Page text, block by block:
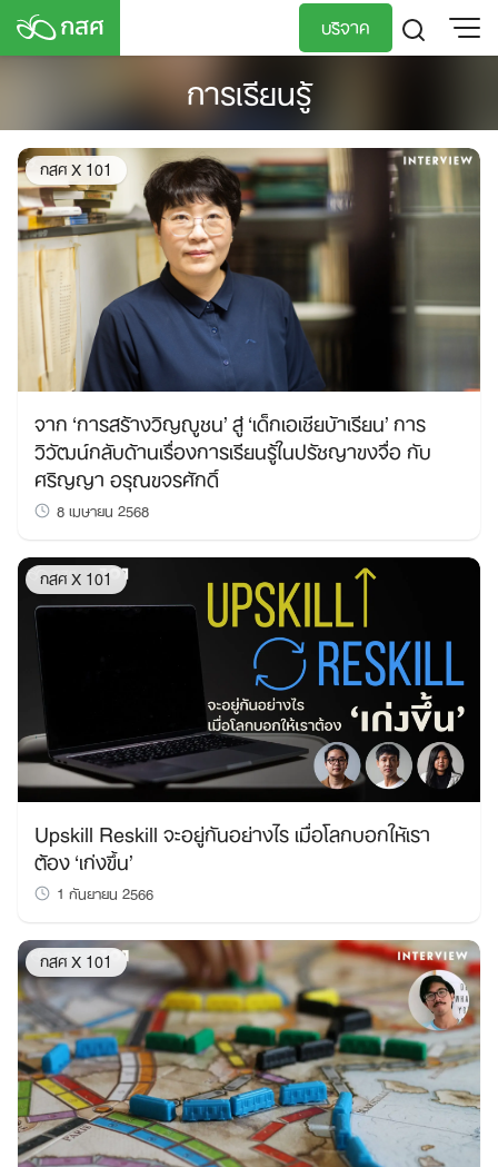
Skip
บริจาค
การเรียนรู้
กสศ X 101
จาก ‘การสร้างวิญญูชน’ สู่ ‘เด็กเอเชียบ้าเรียน’ การ
วิวัฒน์กลับด้านเรื่องการเรียนรู้ในปรัชญาขงจื่อ กับ
ศริญญา อรุณขจรศักดิ์
8 เมษายน 2568
กสศ X 101
Upskill Reskill จะอยู่กันอย่างไร เมื่อโลกบอกให้เรา
ต้อง ‘เก่งขึ้น’
1 กันยายน 2566
กสศ X 101